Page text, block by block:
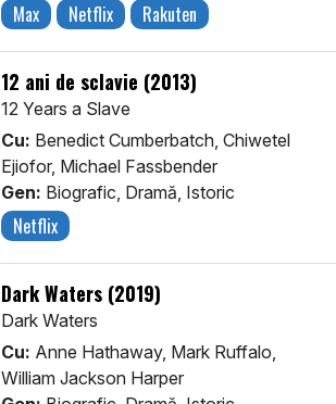
Max Netflix Rakuten
12 ani de sclavie (2013)
12 Years a Slave
Cu: Benedict Cumberbatch, Chiwetel
Ejiofor, Michael Fassbender
Gen: Biografic, Dramă, Istoric
Netflix
Dark Waters (2019)
Dark Waters
Cu: Anne Hathaway, Mark Ruffalo,
William Jackson Harper